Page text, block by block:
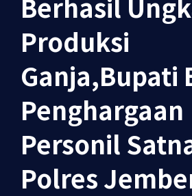
Produksi
Ganja,Bupati
Penghargaan
Personil
Polres